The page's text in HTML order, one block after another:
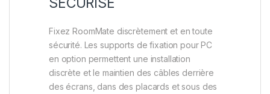
Fixez RoomMate discrètement et en toute
sécurité. Les supports de fixation pour PC
en option permettent une installation
discrète et le maintien des câbles derrière
des écrans, dans des placards et sous des